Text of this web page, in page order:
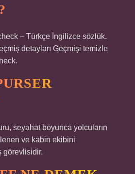
– Türkçe İngilizce sözlük.
detayları Geçmişi temizle
seyahat boyunca yolcuların
ve kabin ekibini
görevlisidir.